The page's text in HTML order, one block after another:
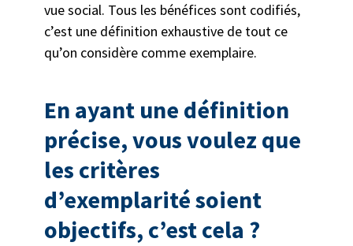
vue social. Tous les bénéfices sont codifiés,
c’est une définition exhaustive de tout ce
qu’on considère comme exemplaire.
En ayant une définition
précise, vous voulez que
les critères
d’exemplarité soient
objectifs, c’est cela ?